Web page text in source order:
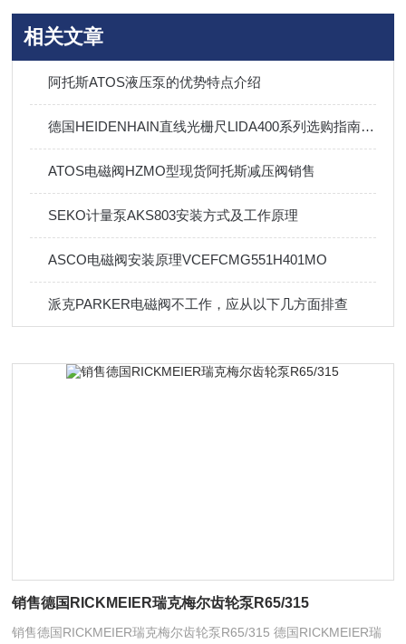
相关文章
阿托斯ATOS液压泵的优势特点介绍
德国HEIDENHAIN直线光栅尺LIDA400系列选购指南及参数
ATOS电磁阀HZMO型现货阿托斯减压阀销售
SEKO计量泵AKS803安装方式及工作原理
ASCO电磁阀安装原理VCEFCMG551H401MO
派克PARKER电磁阀不工作，应从以下几方面排查
销售德国RICKMEIER瑞克梅尔齿轮泵R65/315
销售德国RICKMEIER瑞克梅尔齿轮泵R65/315 德国RICKMEIER瑞